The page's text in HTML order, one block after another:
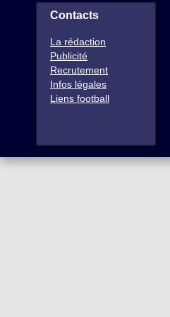
Contacts
La rédaction
Publicité
Recrutement
Infos légales
Liens football